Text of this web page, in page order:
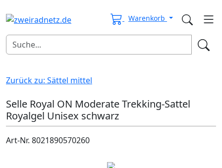
Warenkorb
Zurück zu: Sättel mittel
Selle Royal ON Moderate Trekking-Sattel
Royalgel Unisex schwarz
Art-Nr. 8021890570260